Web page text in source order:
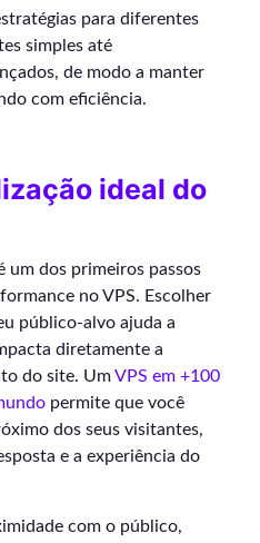
para diferentes
simples até
de modo a manter
com eficiência.
ideal do
um dos primeiros passos
no VPS. Escolher
público-alvo ajuda a
diretamente a
do site. UmVPS em +100
permite que você
dos seus visitantes,
e a experiência do
com o público,